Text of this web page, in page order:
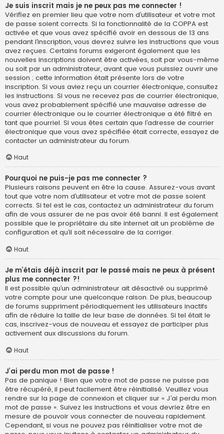
Je suis inscrit mais je ne peux pas me connecter !
Vérifiez en premier lieu que votre nom d’utilisateur et votre mot
de passe soient corrects. Si la fonctionnalité de la COPPA est
activée et que vous avez spécifié avoir en dessous de 13 ans
pendant l’inscription, vous devrez suivre les instructions que vous
avez reçues. Certains forums exigeront également que les
nouvelles inscriptions doivent être activées, soit par vous-même
ou soit par un administrateur, avant que vous puissiez ouvrir une
session ; cette information était présente lors de votre
inscription. Si vous aviez reçu un courrier électronique, consultez
les instructions. Si vous ne recevez pas de courrier électronique,
vous avez probablement spécifié une mauvaise adresse de
courrier électronique ou le courrier électronique a été filtré en
tant que pourriel. Si vous êtes certain que l’adresse de courrier
électronique que vous avez spécifiée était correcte, essayez de
contacter un administrateur du forum.
Haut
Pourquoi ne puis-je pas me connecter ?
Plusieurs raisons peuvent en être la cause. Assurez-vous avant
tout que votre nom d’utilisateur et votre mot de passe soient
corrects. Si tel est le cas, contactez un administrateur du forum
afin de vous assurer de ne pas avoir été banni. Il est également
possible que le propriétaire du site internet ait un problème de
configuration et qu’il soit nécessaire de la corriger.
Haut
Je m’étais déjà inscrit par le passé mais ne peux à présent
plus me connecter ?!
Il est possible qu’un administrateur ait désactivé ou supprimé
votre compte pour une quelconque raison. De plus, beaucoup
de forums suppriment périodiquement les utilisateurs inactifs
afin de réduire la taille de leur base de données. Si tel était le
cas, inscrivez-vous de nouveau et essayez de participer plus
activement aux discussions du forum.
Haut
J’ai perdu mon mot de passe !
Pas de panique ! Bien que votre mot de passe ne puisse pas
être récupéré, il peut facilement être réinitialisé. Veuillez vous
rendre sur la page de connexion et cliquer sur « J’ai perdu mon
mot de passe ». Suivez les instructions et vous devriez être en
mesure de pouvoir vous connecter de nouveau rapidement.
Cependant, si vous ne pouvez pas réinitialiser votre mot de